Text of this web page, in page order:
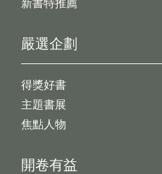
新書特推薦
開卷有益
嚴選企劃
得獎好書
主題書展
焦點人物